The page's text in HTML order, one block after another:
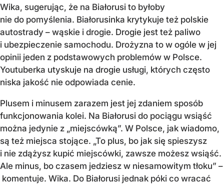
Wika, sugerując, że na Białorusi to byłoby
nie do pomyślenia. Białorusinka krytykuje też polskie
autostrady – wąskie i drogie. Drogie jest też paliwo
i ubezpieczenie samochodu. Drożyzna to w ogóle w jej
opinii jeden z podstawowych problemów w Polsce.
Youtuberka utyskuje na drogie usługi, których często
niska jakość nie odpowiada cenie.
Plusem i minusem zarazem jest jej zdaniem sposób
funkcjonowania kolei. Na Białorusi do pociągu wsiąść
można jedynie z „miejscówką”. W Polsce, jak wiadomo,
są też miejsca stojące. „To plus, bo jak się spieszysz
i nie zdążysz kupić miejscówki, zawsze możesz wsiąść.
Ale minus, bo czasem jedziesz w niesamowitym tłoku” –
komentuje. Wika. Do Białorusi jednak póki co wracać